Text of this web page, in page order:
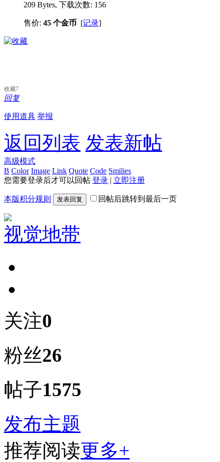
209 Bytes, 下载次数: 156
售价: 45 个金币 [记录]
收藏7
回复
使用道具 举报
返回列表 发表新帖
高级模式
B Color Image Link Quote Code Smilies
您需要登录后才可以回帖 登录 | 立即注册
本版积分规则 发表回复 回帖后跳转到最后一页
视觉地带
关注0
粉丝26
帖子1575
发布主题
推荐阅读更多+